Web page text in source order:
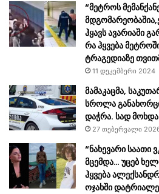
“მეტროს
ჰყავს ავარიაში
რა ჰყვება
ტრაგედიაზე
11 დეკემბერი 2024
მამაკაცმა,
სროლა
დაჭრა. სად მოხდა
27 თებერვალი
“ნახევარი საათი
მცემდა… უცებ
ჰყვება
ოჯახში